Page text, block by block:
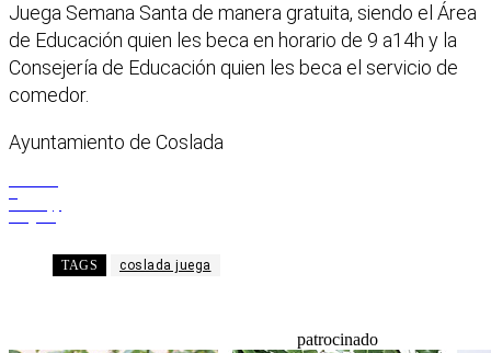
Juega Semana Santa de manera gratuita, siendo el Área
de Educación quien les beca en horario de 9 a14h y la
Consejería de Educación quien les beca el servicio de
comedor.
Ayuntamiento de Coslada
TAGS coslada juega
patrocinado